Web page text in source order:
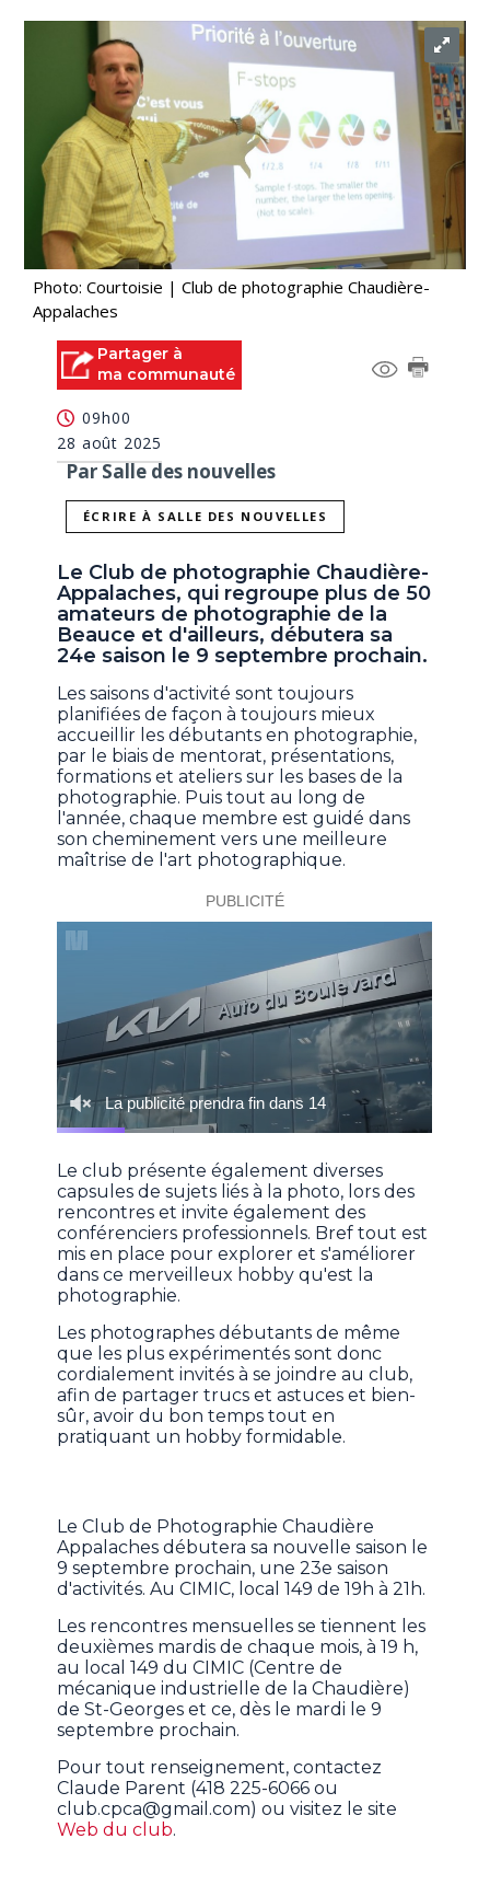
Photo: Courtoisie | Club de photographie Chaudière-
Appalaches
Partager à
ma communauté
09h00
28 août 2025
Par Salle des nouvelles
ÉCRIRE À SALLE DES NOUVELLES
Le Club de photographie Chaudière-
Appalaches, qui regroupe plus de 50
amateurs de photographie de la
Beauce et d'ailleurs, débutera sa
24e saison le 9 septembre prochain.
Les saisons d'activité sont toujours
planifiées de façon à toujours mieux
accueillir les débutants en photographie,
par le biais de mentorat, présentations,
formations et ateliers sur les bases de la
photographie. Puis tout au long de
l'année, chaque membre est guidé dans
son cheminement vers une meilleure
maîtrise de l'art photographique.
Le club présente également diverses
capsules de sujets liés à la photo, lors des
rencontres et invite également des
conférenciers professionnels. Bref tout est
mis en place pour explorer et s'améliorer
dans ce merveilleux hobby qu'est la
photographie.
Les photographes débutants de même
que les plus expérimentés sont donc
cordialement invités à se joindre au club,
afin de partager trucs et astuces et bien-
sûr, avoir du bon temps tout en
pratiquant un hobby formidable.
Le Club de Photographie Chaudière
Appalaches débutera sa nouvelle saison le
9 septembre prochain, une 23e saison
d'activités. Au CIMIC, local 149 de 19h à 21h.
Les rencontres mensuelles se tiennent les
deuxièmes mardis de chaque mois, à 19 h,
au local 149 du CIMIC (Centre de
mécanique industrielle de la Chaudière)
de St-Georges et ce, dès le mardi le 9
septembre prochain.
Pour tout renseignement, contactez
Claude Parent (418 225-6066 ou
club.cpca@gmail.com) ou visitez le site
Web du club.